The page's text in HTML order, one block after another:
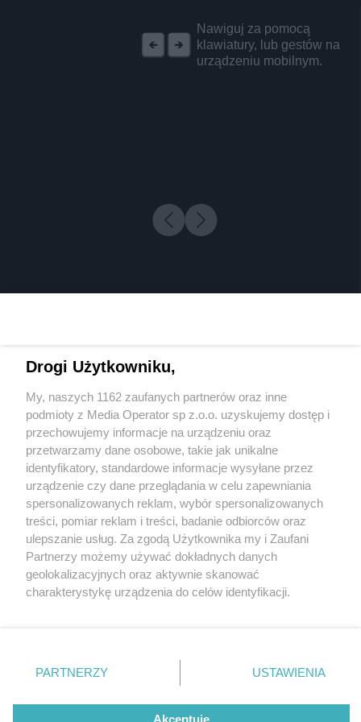
Nawiguj za pomocą
klawiatury, lub gestów na
urządzeniu mobilnym.
1 / 0
Wydawca mediów lokalnych
Nie zapomnij
zapoznać się z:
polityką prywatności regulamin korzystania z portali
Twojemiasto
Piekary Śląskie
Chorzów
Tarnowskie Góry
Gliwice
Skontakuj sięz nami
Kontakt
Wydawca
Redakcja
Drogi Użytkowniku,
My, naszych 1162 zaufanych partnerów oraz inne
podmioty z Media Operator sp z.o.o. uzyskujemy dostęp i
przechowujemy informacje na urządzeniu oraz
przetwarzamy dane osobowe, takie jak unikalne
identyfikatory, standardowe informacje wysyłane przez
urządzenie czy dane przeglądania w celu zapewniania
spersonalizowanych reklam, wybór spersonalizowanych
treści, pomiar reklam i treści, badanie odbiorców oraz
ulepszanie usług. Za zgodą Użytkownika my i Zaufani
Partnerzy możemy używać dokładnych danych
geolokalizacyjnych oraz aktywnie skanować
charakterystykę urządzenia do celów identyfikacji.
zmienić/wycofać klikając przycisk ustawień prywatności
znajdujący się w lewym dolnym rogu strony
rodzaje przetwarzania danych nie wymagają zgody
użytkownika, ale masz prawo sprzeciwić się takiemu
PARTNERZY USTAWIENIA
Akceptuję